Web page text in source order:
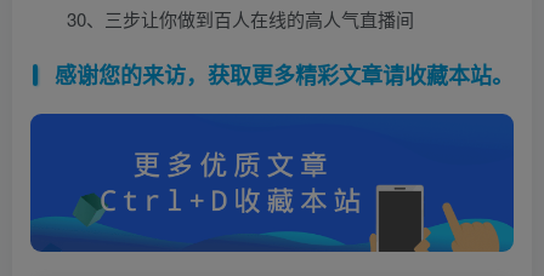
30、三步让你做到百人在线的高人气直播间
感谢您的来访，获取更多精彩文章请收藏本站。